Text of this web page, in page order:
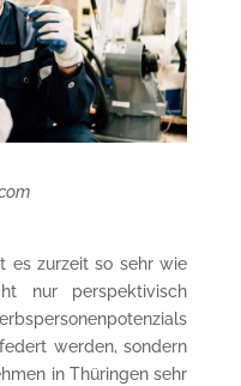
es zurzeit so sehr wie
nur perspektivisch
werden, sondern
in Thüringen sehr